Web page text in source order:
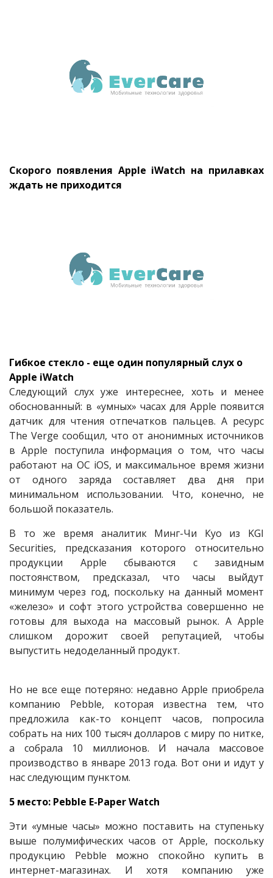
Скорого появления Apple iWatch на прилавках
ждать не приходится
Гибкое стекло - еще один популярный слух о
Apple iWatch
Следующий слух уже интереснее, хоть и менее
обоснованный: в «умных» часах для Apple появится
датчик для чтения отпечатков пальцев. А ресурс
The Verge сообщил, что от анонимных источников
в Apple поступила информация о том, что часы
работают на ОС iOS, и максимальное время жизни
от одного заряда составляет два дня при
минимальном использовании. Что, конечно, не
большой показатель.
В то же время аналитик Минг-Чи Куо из KGI
Securities, предсказания которого относительно
продукции Apple сбываются с завидным
постоянством, предсказал, что часы выйдут
минимум через год, поскольку на данный момент
«железо» и софт этого устройства совершенно не
готовы для выхода на массовый рынок. А Apple
слишком дорожит своей репутацией, чтобы
выпустить недоделанный продукт.
Но не все еще потеряно: недавно Apple приобрела
компанию Pebble, которая известна тем, что
предложила как-то концепт часов, попросила
собрать на них 100 тысяч долларов с миру по нитке,
а собрала 10 миллионов. И начала массовое
производство в январе 2013 года. Вот они и идут у
нас следующим пунктом.
5 место: Pebble E-Paper Watch
Эти «умные часы» можно поставить на ступеньку
выше полумифических часов от Apple, поскольку
продукцию Pebble можно спокойно купить в
интернет-магазинах. И хотя компанию уже